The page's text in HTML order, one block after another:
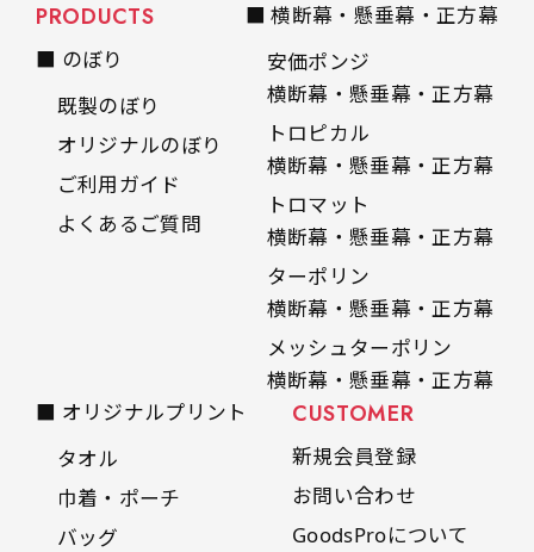
お好みのサイズで縦幕・横幕の作成が可能です。
長辺が180cm以内、短辺が60cm以内であれば自
由なサイズを指定下さい！
あんな場所こんな場所お好みのサイズでお好みの
幕の製作をお楽しみください
（※cm単位での指定でおねがいいたします。）
けて疑似的にのれんのような幕をつくります。お
店の入口付近の装飾に是非！
レギュラースリムのれん
(180x30)
レギュラーのれんスリムは横幕の上部にチチを5
か所つけて疑似的にのれんのような幕をつくりま
レギュラーのれんとの違いは縦のサイズが異なり
スリムのれん縦30cm）お店の入口付近の装飾に
是非！
PRODUCTS
■ のぼり
既製のぼり
オリジナルのぼり
ご利用ガイド
よくあるご質問
■ 横断幕・懸垂幕・正方幕
安価ポンジ
横断幕・懸垂幕・正方幕
トロピカル
横断幕・懸垂幕・正方幕
トロマット
横断幕・懸垂幕・正方幕
ターポリン
横断幕・懸垂幕・正方幕
メッシュターポリン
横断幕・懸垂幕・正方幕
■ オリジナルプリント
タオル
巾着・ポーチ
バッグ
CUSTOMER
新規会員登録
お問い合わせ
GoodsProについて